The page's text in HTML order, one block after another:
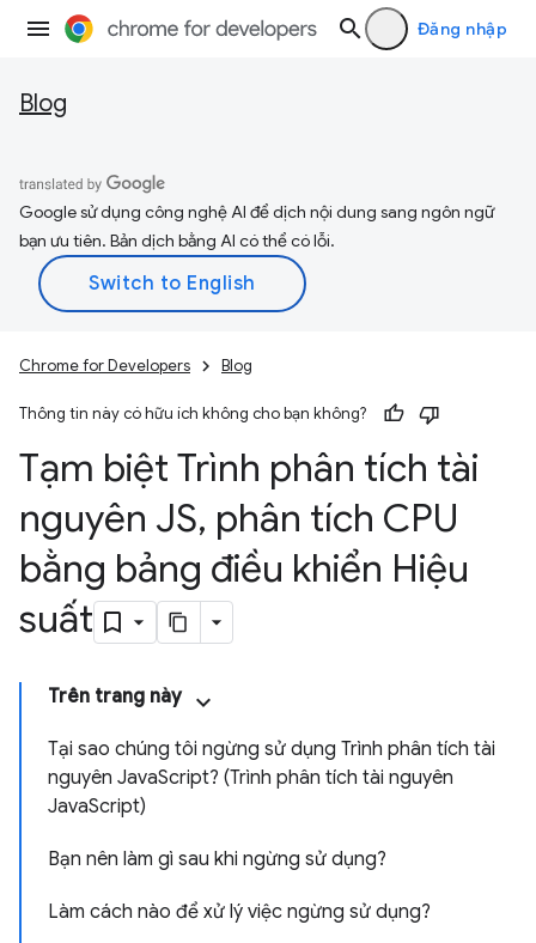
Đăng nhập
Blog
Google sử dụng công nghệ AI để dịch nội dung sang ngôn ngữ
bạn ưu tiên. Bản dịch bằng AI có thể có lỗi.
Chrome for Developers Blog
Thông tin này có hữu ích không cho bạn không?
Tạm biệt Trình phân tích tài
nguyên JS, phân tích CPU
bằng bảng điều khiển Hiệu
suất
Trên trang này
Tại sao chúng tôi ngừng sử dụng Trình phân tích tài
nguyên JavaScript? (Trình phân tích tài nguyên
JavaScript)
Bạn nên làm gì sau khi ngừng sử dụng?
Làm cách nào để xử lý việc ngừng sử dụng?